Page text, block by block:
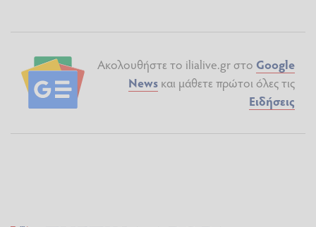
Ακολουθήστε το ilialive.gr στο Google
News και μάθετε πρώτοι όλες τις
Ειδήσεις